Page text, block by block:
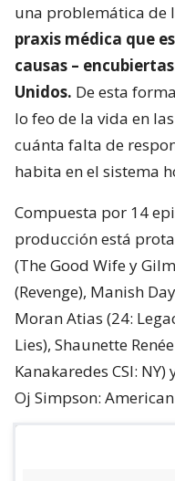
una problemática de
praxis médica que
causas –
Unidos. De esta
lo feo de la vida en
cuánta falta de
habita en el sistema
Compuesta por 14
producción está
(The Good Wife y
(Revenge), Manish
Moran Atias (24:
Lies), Shaunette
Kanakaredes CSI:
Oj Simpson: